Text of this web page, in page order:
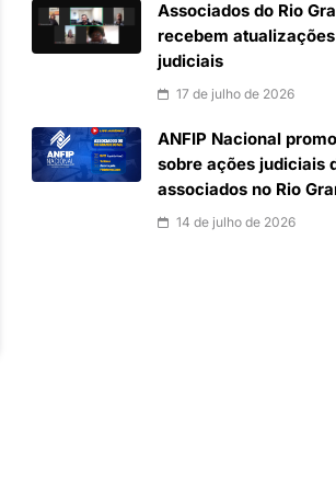
Associados do Rio
recebem
judiciais
17 de julho de 2026
ANFIP Nacional
sobre ações judiciais
associados no Rio
14 de julho de 2026